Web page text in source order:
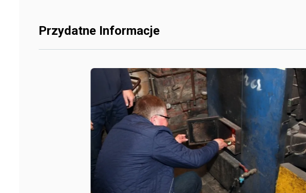
Przydatne Informacje